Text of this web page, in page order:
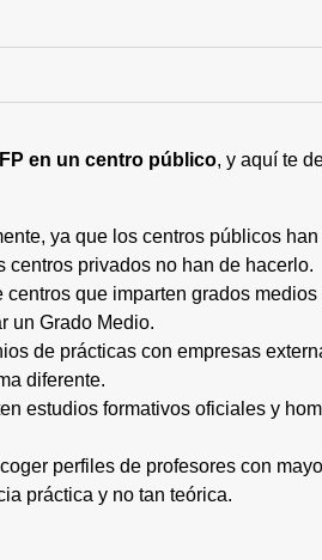
en un centro público, y aquí te
ya que los centros públicos
privados no han de hacerlo.
que imparten grados
un Grado Medio.
de prácticas con empresas
diferente.
estudios formativos oficiales y
perfiles de profesores con
práctica y no tan teórica.